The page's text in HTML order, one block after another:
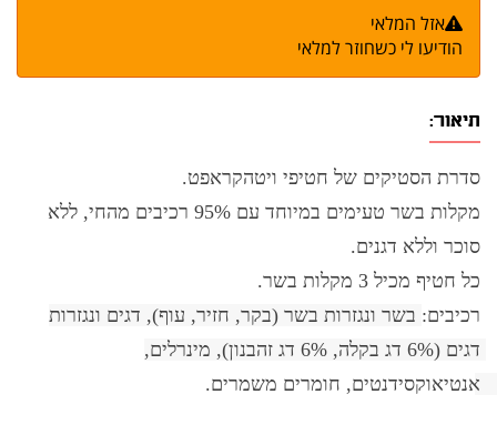
אזל המלאי
הודיעו לי כשחוזר למלאי
תיאור:
סדרת הסטיקים של חטיפי ויטהקראפט.
מקלות בשר טעימים במיוחד עם 95% רכיבים מהחי, ללא
סוכר וללא דגנים.
כל חטיף מכיל 3 מקלות בשר.
רכיבים:
אנטיאוקסידנטים, חומרים משמרים.